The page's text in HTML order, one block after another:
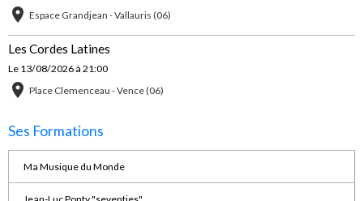
Espace Grandjean - Vallauris (06)
Les Cordes Latines
Le 13/08/2026 à 21:00
Place Clemenceau - Vence (06)
Ses Formations
Ma Musique du Monde
Jean-Luc Ponty "seventies"